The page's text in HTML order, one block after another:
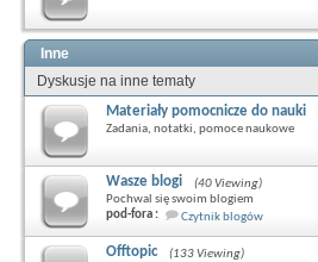
Inne
Dyskusje na inne tematy
Materiały pomocnicze do nauki
Zadania, notatki, pomoce naukowe
Wasze blogi
(40 Viewing)
Pochwal się swoim blogiem
pod-fora :
Czytnik blogów
Offtopic
(133 Viewing)